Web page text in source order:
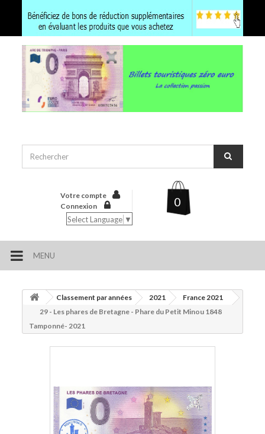
0
Votre compte
Connexion
Select Language ▼
MENU
AUTRES BILLETS FANTAISIES
Classement par années 2021
France 2021
29 - Les phares de Bretagne - Phare du Petit Minou 1848
Tamponné- 2021